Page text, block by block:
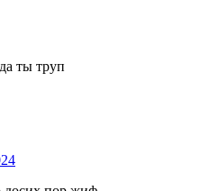
ты труп